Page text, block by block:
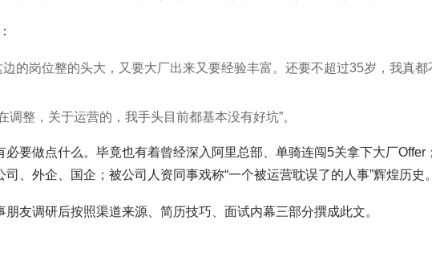
的岗位整的头大，又要大厂出来又要经验丰富。还要不超过35岁，我真都
调整，关于运营的，我手头目前都基本没有好坑”。
要做点什么。毕竟也有着曾经深入阿里总部、单骑连闯5关拿下大厂Offer
、外企、国企；被公司人资同事戏称“一个被运营耽误了的人事”辉煌历史
友调研后按照渠道来源、简历技巧、面试内幕三部分撰成此文。